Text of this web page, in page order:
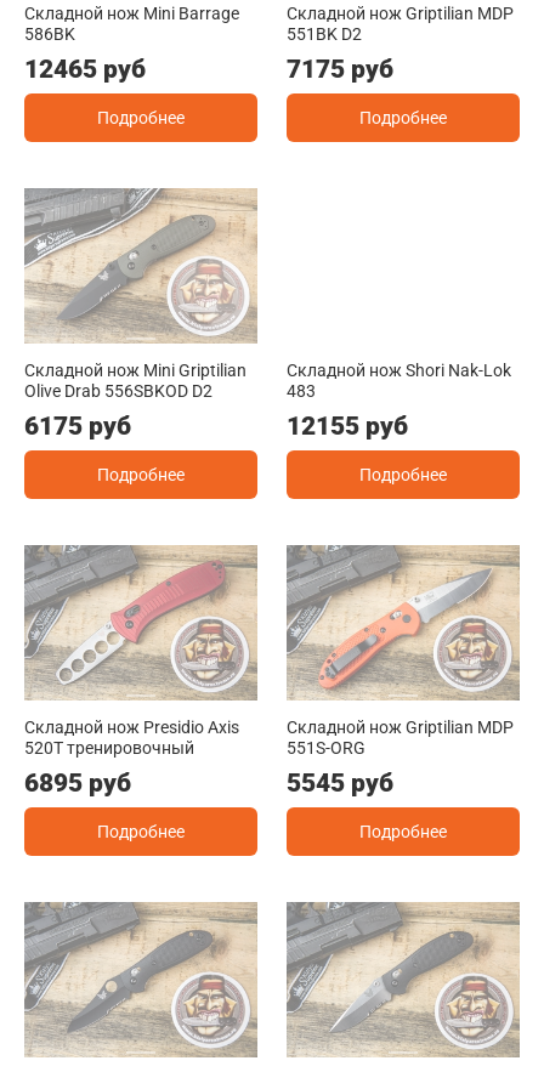
Складной нож Mini Barrage
586BK
12465 руб
Подробнее
Складной нож Griptilian MDP
551BK D2
7175 руб
Подробнее
Складной нож Mini Griptilian
Olive Drab 556SBKOD D2
6175 руб
Подробнее
Складной нож Shori Nak-Lok
483
12155 руб
Подробнее
Складной нож Presidio Axis
520T тренировочный
6895 руб
Подробнее
Складной нож Griptilian MDP
551S-ORG
5545 руб
Подробнее